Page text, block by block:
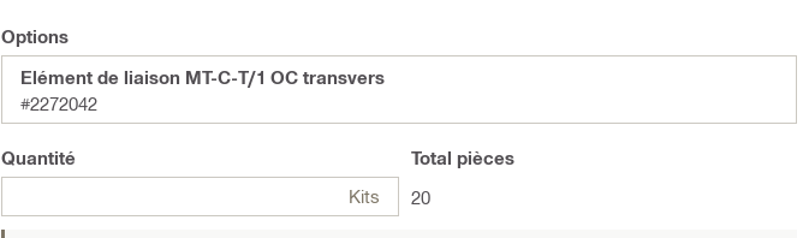
Options
Elément de liaison MT-C-T/1 OC transvers
#2272042
Quantité
Kits
Total pièces
20